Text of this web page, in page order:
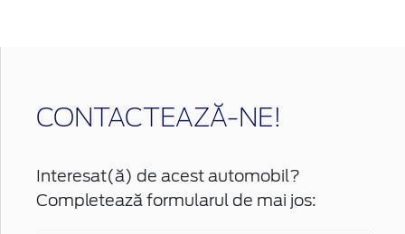
CONTACTEAZĂ-NE!
Interesat(ă) de acest automobil?
Completează formularul de mai jos: